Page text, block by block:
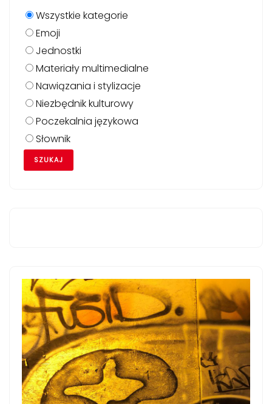
Wszystkie kategorie
Emoji
Jednostki
Materiały multimedialne
Nawiązania i stylizacje
Niezbędnik kulturowy
Poczekalnia językowa
Słownik